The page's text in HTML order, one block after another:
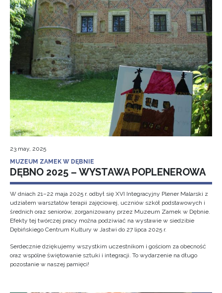
23 may, 2025
MUZEUM ZAMEK W DĘBNIE
DĘBNO 2025 – WYSTAWA POPLENEROWA
W dniach 21–22 maja 2025 r. odbył się XVI Integracyjny Plener Malarski z
udziałem warsztatów terapii zajęciowej, uczniów szkół podstawowych i
średnich oraz seniorów, zorganizowany przez Muzeum Zamek w Dębnie.
Efekty tej twórczej pracy można podziwiać na wystawie w siedzibie
Dębińskiego Centrum Kultury w Jastwi do 27 lipca 2025 r.
Serdecznie dziękujemy wszystkim uczestnikom i gościom za obecność
oraz wspólne świętowanie sztuki i integracji. To wydarzenie na długo
pozostanie w naszej pamięci!